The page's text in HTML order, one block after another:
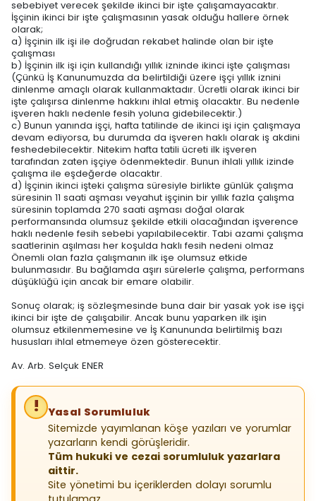
sebebiyet verecek şekilde ikinci bir işte çalışamayacaktır.
İşçinin ikinci bir işte çalışmasının yasak olduğu hallere örnek
olarak;
a) İşçinin ilk işi ile doğrudan rekabet halinde olan bir işte
çalışması
b) İşçinin ilk işi için kullandığı yıllık izninde ikinci işte çalışması
(Çünkü İş Kanunumuzda da belirtildiği üzere işçi yıllık iznini
dinlenme amaçlı olarak kullanmaktadır. Ücretli olarak ikinci bir
işte çalışırsa dinlenme hakkını ihlal etmiş olacaktır. Bu nedenle
işveren haklı nedenle fesih yoluna gidebilecektir.)
c) Bunun yanında işçi, hafta tatilinde de ikinci işi için çalışmaya
devam ediyorsa, bu durumda da işveren haklı olarak iş akdini
feshedebilecektir. Nitekim hafta tatili ücreti ilk işveren
tarafından zaten işçiye ödenmektedir. Bunun ihlali yıllık izinde
çalışma ile eşdeğerde olacaktır.
d) İşçinin ikinci işteki çalışma süresiyle birlikte günlük çalışma
süresinin 11 saati aşması veyahut işçinin bir yıllık fazla çalışma
süresinin toplamda 270 saati aşması doğal olarak
performansında olumsuz şekilde etkili olacağından işverence
haklı nedenle fesih sebebi yapılabilecektir. Tabi azami çalışma
saatlerinin aşılması her koşulda haklı fesih nedeni olmaz
Önemli olan fazla çalışmanın ilk işe olumsuz etkide
bulunmasıdır. Bu bağlamda aşırı sürelerle çalışma, performans
düşüklüğü için ancak bir emare olabilir.
Sonuç olarak; iş sözleşmesinde buna dair bir yasak yok ise işçi
ikinci bir işte de çalışabilir. Ancak bunu yaparken ilk işin
olumsuz etkilenmemesine ve İş Kanununda belirtilmiş bazı
hususları ihlal etmemeye özen gösterecektir.
Av. Arb. Selçuk ENER
Yasal Sorumluluk
Sitemizde yayımlanan köşe yazıları ve yorumlar
yazarların kendi görüşleridir.
Tüm hukuki ve cezai sorumluluk yazarlara
aittir.
Site yönetimi bu içeriklerden dolayı sorumlu